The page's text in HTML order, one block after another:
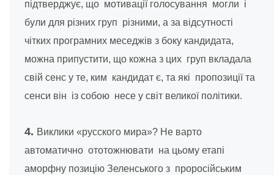
підтверджує, що мотивації голосування могли і
були для різних груп різними, а за відсутності
чітких програмних меседжів з боку кандидата,
можна припустити, що кожна з цих груп вкладала
свій сенс у те, ким кандидат є, та які пропозиції та
сенси він із собою несе у світ великої політики.
4. Виклики «русского мира»? Не варто
автоматично ототожнювати на цьому етапі
аморфну позицію Зеленського з проросійським